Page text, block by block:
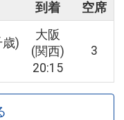
到着 空席
)
大阪
(関西)
20:15
3